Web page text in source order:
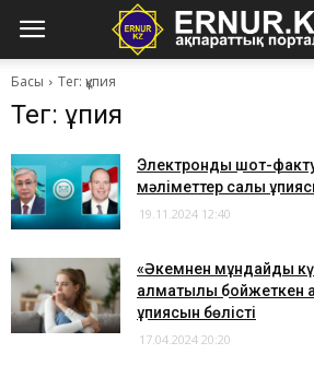
Басы Тег: құпия
Тег: құпия
Электрондық шот-
мәліметтер салық
19.11.2024 12:40
​«Әкемнен мұндайды
алматылық бойжеткен
құпиясын бөлісті
17.04.2024 20:20